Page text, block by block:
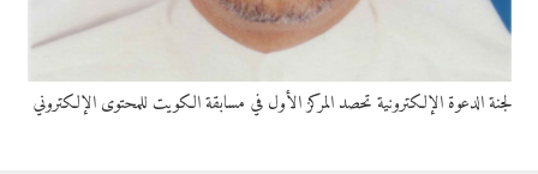
لجنة الدعوة الإلكترونية تحصد المركز الأول في مسابقة الكويت للمحتوى الإلكتروني